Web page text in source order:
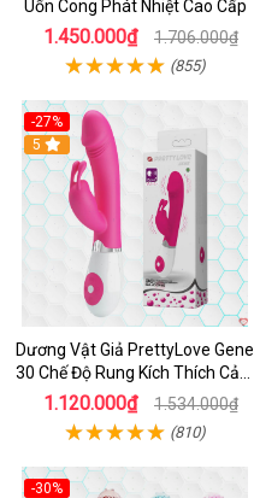
Uốn Cong Phát Nhiệt Cao Cấp
1.450.000₫ 1.706.000₫
(855)
-27%
Hot
5
Dương Vật Giả PrettyLove Gene
30 Chế Độ Rung Kích Thích Cảm
Biến Âm Thanh
1.120.000₫ 1.534.000₫
(810)
-30%